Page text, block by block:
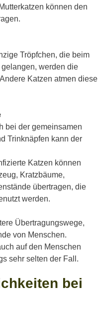
können den
Tröpfchen, die beim
werden die
Katzen atmen diese
bei der gemeinsamen
Trinknäpfen kann der
Katzen können
Kratzbäume,
übertragen, die
werden.
Übertragungswege,
von Menschen.
auf den Menschen
sehr selten der Fall.
bei